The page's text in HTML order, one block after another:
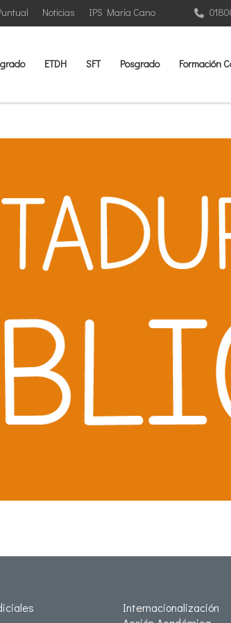
IPS María Cano
Noticias
ETDH SFT Posgrado Formación
Internacionalización